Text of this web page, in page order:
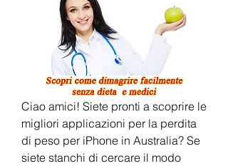
Ciao amici! Siete pronti a scoprire le
migliori applicazioni per la perdita
di peso per iPhone in Australia? Se
siete stanchi di cercare il modo